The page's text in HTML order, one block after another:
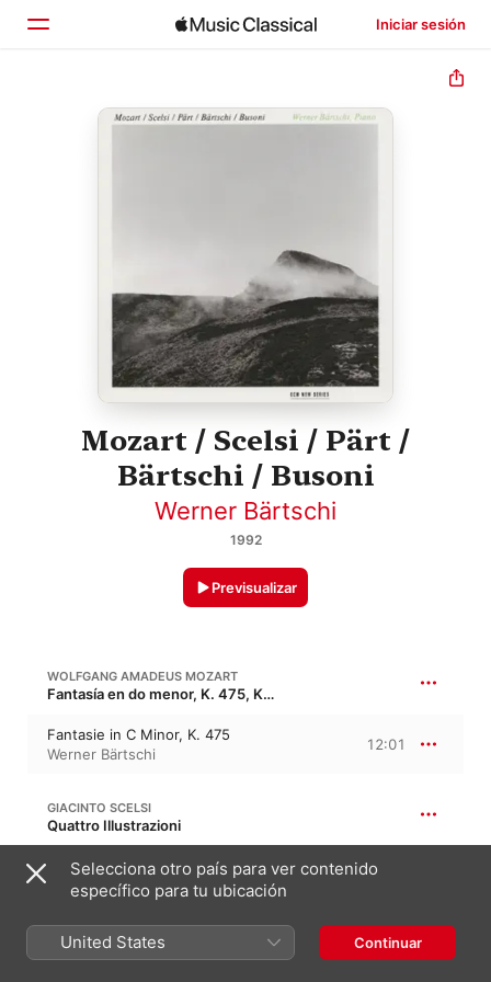
Iniciar sesión
Inicio
Mozart / Scelsi / Pärt /
Bärtschi / Busoni
Werner Bärtschi
1992
Previsualizar
WOLFGANG AMADEUS MOZART
Fantasía en do menor, K. 475, KV 475
Fantasie in C Minor, K. 475
Werner Bärtschi
12:01
GIACINTO SCELSI
Quattro Illustrazioni
I. Shésha - Shàyi Vishnu
Werner Bärtschi
2:51
SCELSI: FOUR ILLUSTRATIONS OF THE METAMORPHOSES OF VISHNU 8:15
Selecciona otro país para ver contenido
específico para tu ubicación
United States Continuar